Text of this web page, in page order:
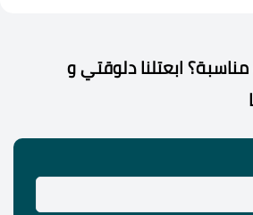
ابعتلنا دلوقتي و